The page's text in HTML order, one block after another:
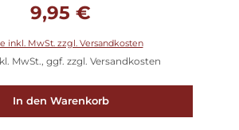
9,95 €
inkl. MwSt. zzgl. Versandkosten
MwSt., ggf. zzgl. Versandkosten
In den Warenkorb